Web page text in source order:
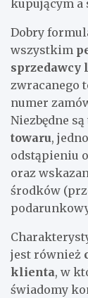
kupującym a
Dobry
wszystkim
sprzedawcy
zwracanego
numer
Niezbędne są
towaru,
odstąpieniu
oraz
środków
jest również
klienta, w
świadomy